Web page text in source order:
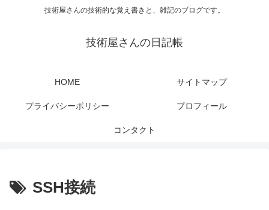
技術屋さんの技術的な覚え書きと、雑記のブログです。
技術屋さんの日記帳
HOME サイトマップ
プライバシーポリシー プロフィール
コンタクト
SSH接続